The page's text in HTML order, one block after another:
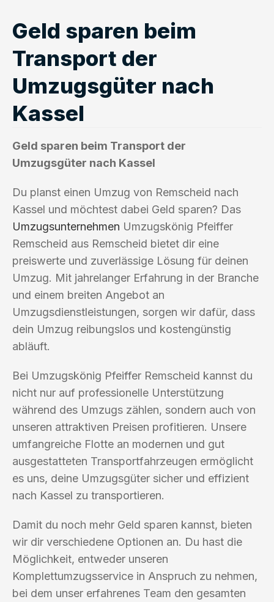
Geld sparen beim
Transport der
Umzugsgüter nach
Kassel
Geld sparen beim Transport der
Umzugsgüter nach Kassel
Du planst einen Umzug von Remscheid nach
Kassel und möchtest dabei Geld sparen? Das
Umzugsunternehmen Umzugskönig Pfeiffer
Remscheid aus Remscheid bietet dir eine
preiswerte und zuverlässige Lösung für deinen
Umzug. Mit jahrelanger Erfahrung in der Branche
und einem breiten Angebot an
Umzugsdienstleistungen, sorgen wir dafür, dass
dein Umzug reibungslos und kostengünstig
abläuft.
Bei Umzugskönig Pfeiffer Remscheid kannst du
nicht nur auf professionelle Unterstützung
während des Umzugs zählen, sondern auch von
unseren attraktiven Preisen profitieren. Unsere
umfangreiche Flotte an modernen und gut
ausgestatteten Transportfahrzeugen ermöglicht
es uns, deine Umzugsgüter sicher und effizient
nach Kassel zu transportieren.
Damit du noch mehr Geld sparen kannst, bieten
wir dir verschiedene Optionen an. Du hast die
Möglichkeit, entweder unseren
Komplettumzugsservice in Anspruch zu nehmen,
bei dem unser erfahrenes Team den gesamten